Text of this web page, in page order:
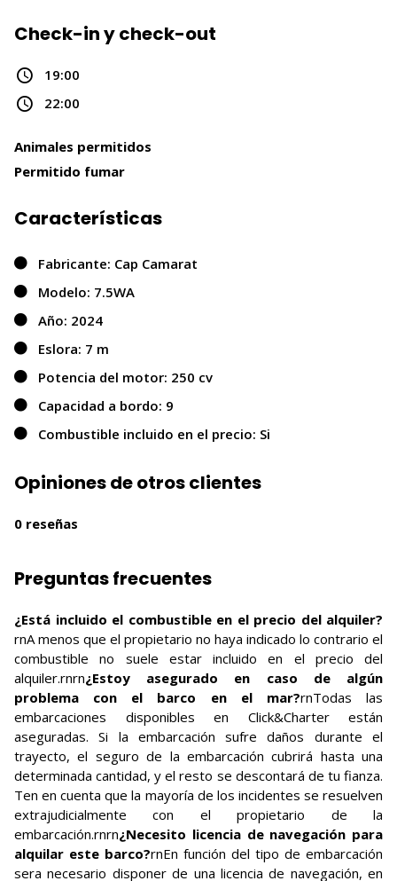
Check-in y check-out
19:00
22:00
Animales permitidos
Permitido fumar
Características
Fabricante: Cap Camarat
Modelo: 7.5WA
Año: 2024
Eslora: 7 m
Potencia del motor: 250 cv
Capacidad a bordo: 9
Combustible incluido en el precio: Si
Opiniones de otros clientes
0 reseñas
Preguntas frecuentes
¿Está incluido el combustible en el precio del alquiler?
rnA menos que el propietario no haya indicado lo contrario el
combustible no suele estar incluido en el precio del
alquiler.rnrn¿Estoy asegurado en caso de algún
problema con el barco en el mar?rnTodas las
embarcaciones disponibles en Click&Charter están
aseguradas. Si la embarcación sufre daños durante el
trayecto, el seguro de la embarcación cubrirá hasta una
determinada cantidad, y el resto se descontará de tu fianza.
Ten en cuenta que la mayoría de los incidentes se resuelven
extrajudicialmente con el propietario de la
embarcación.rnrn¿Necesito licencia de navegación para
alquilar este barco?rnEn función del tipo de embarcación
sera necesario disponer de una licencia de navegación, en